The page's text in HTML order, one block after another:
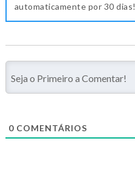
automaticamente por 30 dias!
0 COMENTÁRIOS